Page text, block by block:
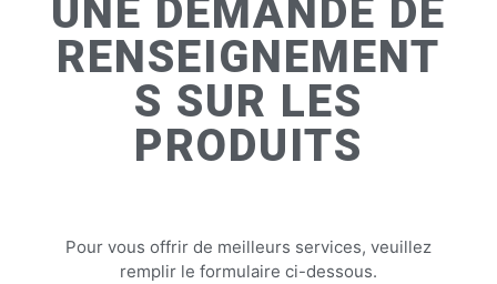
UNE DEMANDE DE
RENSEIGNEMENT
S SUR LES
PRODUITS
Pour vous offrir de meilleurs services, veuillez
remplir le formulaire ci-dessous.